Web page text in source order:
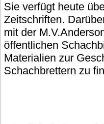
Sie verfügt heute
Zeitschriften.
mit der
öffentlichen
Materialien zur
Schachbrettern zu